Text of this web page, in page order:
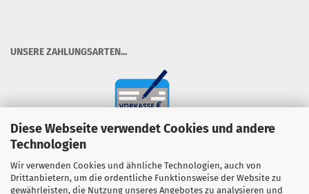
Diese Webseite verwendet Cookies und andere
Technologien
Wir verwenden Cookies und ähnliche Technologien, auch von
Drittanbietern, um die ordentliche Funktionsweise der Website zu
gewährleisten, die Nutzung unseres Angebotes zu analysieren und
​UNSERE ZAHLUNGSARTEN...